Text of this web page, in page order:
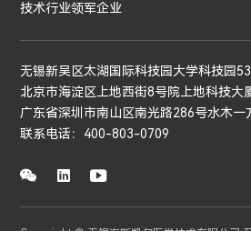
技术行业领军企业
无锡新吴区太湖国际科技园大学科技园
北京市海淀区上地西街8号院上地科技大
广东省深圳市南山区南光路286号水木一
联系电话：400-803-0709
  